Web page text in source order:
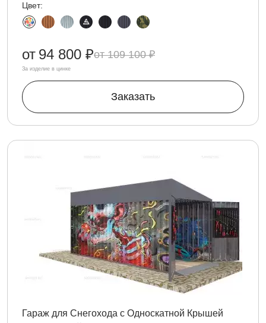
Цвет:
109 100 ₽
от 94 800 ₽
За изделие в цинке
Заказать
Гараж для Снегохода с Односкатной Крышей